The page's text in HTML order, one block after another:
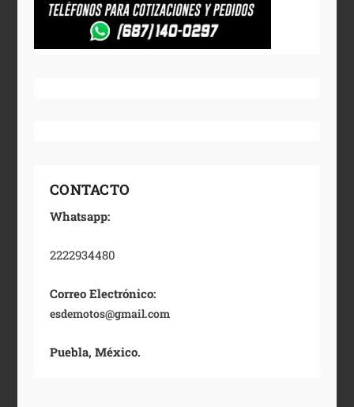
CONTACTO
Whatsapp:
2222934480
Correo Electrónico:
esdemotos@gmail.com
Puebla, México.